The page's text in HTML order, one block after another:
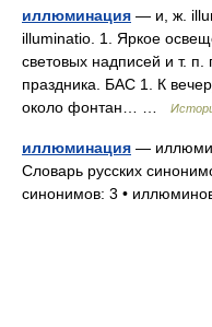
иллюминация — и, ж.
illuminatio. 1. Яркое
световых надписей и т. п.
праздника. БАС 1. К
около фонтан… …
иллюминация —
Словарь русских
синонимов: 3 •